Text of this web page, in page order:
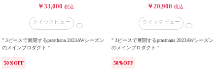
￥33,000 税込
クイックビュー
" 3ピースで展開するprasthana 2023AWシーズン
のメインプロダクト "
50％OFF
￥20,900 税込
クイックビュー
" 3ピースで展開するprasthana 2023AWシーズン
のメインプロダクト "
50％OFF